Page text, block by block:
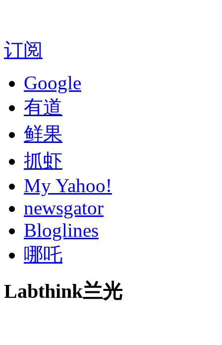
订阅
Google
有道
鲜果
抓虾
My Yahoo!
newsgator
Bloglines
哪吒
Labthink兰光